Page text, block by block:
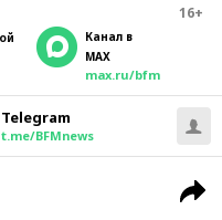
16+
Канал в
MAX
max.ru/bfm
Telegram
t.me/BFMnews